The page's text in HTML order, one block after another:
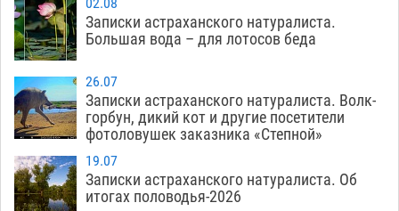
02.08
Записки астраханского натуралиста.
Большая вода – для лотосов беда
26.07
Записки астраханского натуралиста. Волк-
горбун, дикий кот и другие посетители
фотоловушек заказника «Степной»
19.07
Записки астраханского натуралиста. Об
итогах половодья-2026